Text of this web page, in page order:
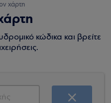
χάρτη
κώδικα και βρείτε